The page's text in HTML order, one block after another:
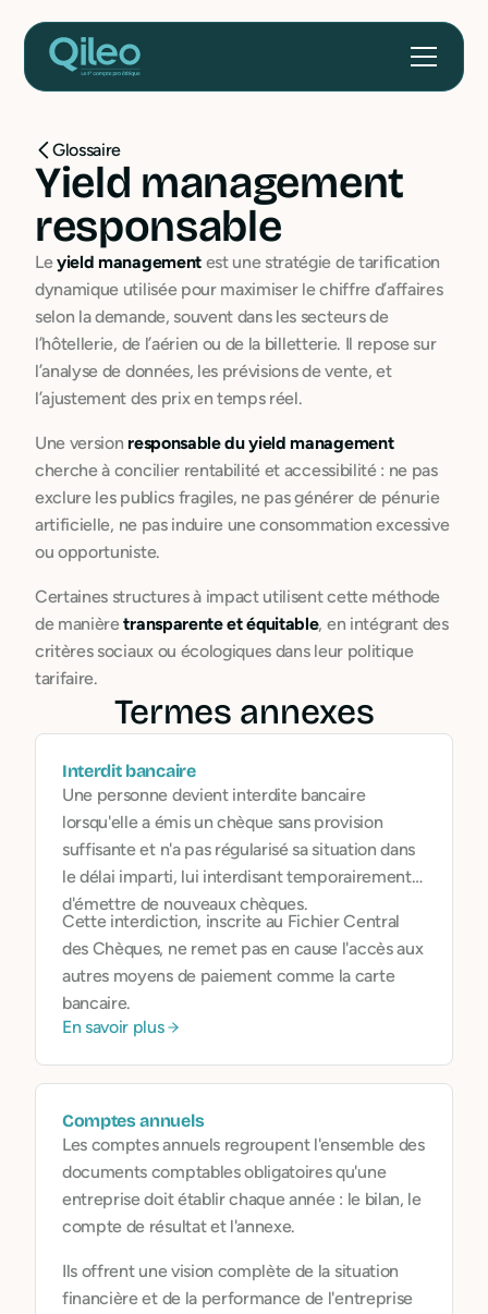
Glossaire
Yield management
responsable
Leyield managementest une stratégie de tarification
dynamique utilisée pour maximiser le chiffre d’affaires
selon la demande, souvent dans les secteurs de
l’hôtellerie, de l’aérien ou de la billetterie. Il repose sur
l’analyse de données, les prévisions de vente, et
l’ajustement des prix en temps réel.
Une versionresponsable du yield management
cherche à concilier rentabilité et accessibilité : ne pas
exclure les publics fragiles, ne pas générer de pénurie
artificielle, ne pas induire une consommation excessive
ou opportuniste.
Certaines structures à impact utilisent cette méthode
de manièretransparente et équitable, en intégrant des
critères sociaux ou écologiques dans leur politique
tarifaire.
Termes annexes
Interdit bancaire
Une personne devient interdite bancaire
lorsqu'elle a émis un chèque sans provision
suffisante et n'a pas régularisé sa situation dans
le délai imparti, lui interdisant temporairement
d'émettre de nouveaux chèques.
Cette interdiction, inscrite au Fichier Central
des Chèques, ne remet pas en cause l'accès aux
autres moyens de paiement comme la carte
bancaire.
En savoir plus
Comptes annuels
Les comptes annuels regroupent l'ensemble des
documents comptables obligatoires qu'une
entreprise doit établir chaque année : le bilan, le
compte de résultat et l'annexe.
Ils offrent une vision complète de la situation
financière et de la performance de l'entreprise